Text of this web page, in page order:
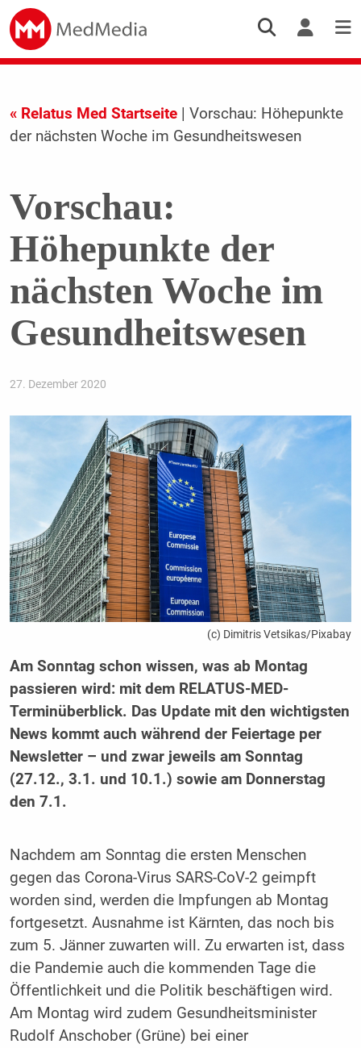
« Relatus Med Startseite| Vorschau: Höhepunkte
der nächsten Woche im Gesundheitswesen
Vorschau:
Höhepunkte der
nächsten Woche im
Gesundheitswesen
27. Dezember 2020
(c) Dimitris Vetsikas/Pixabay
Am Sonntag schon wissen, was ab Montag
passieren wird: mit dem RELATUS-MED-
Terminüberblick. Das Update mit den wichtigsten
News kommt auch während der Feiertage per
Newsletter – und zwar jeweils am Sonntag
(27.12., 3.1. und 10.1.) sowie am Donnerstag
den 7.1.
Nachdem am Sonntag die ersten Menschen
gegen das Corona-Virus SARS-CoV-2 geimpft
worden sind, werden die Impfungen ab Montag
fortgesetzt. Ausnahme ist Kärnten, das noch bis
zum 5. Jänner zuwarten will. Zu erwarten ist, dass
die Pandemie auch die kommenden Tage die
Öffentlichkeit und die Politik beschäftigen wird.
Am Montag wird zudem Gesundheitsminister
Rudolf Anschober (Grüne) bei einer